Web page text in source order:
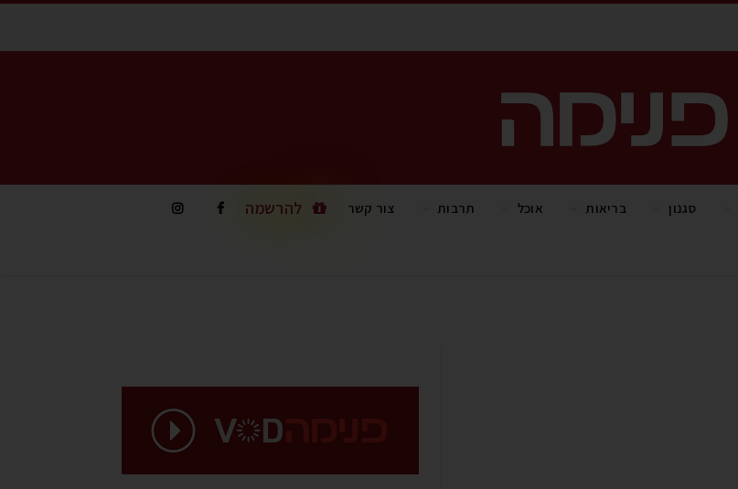
סגנון בריאות אוכל תרבות צור קשר להרשמה